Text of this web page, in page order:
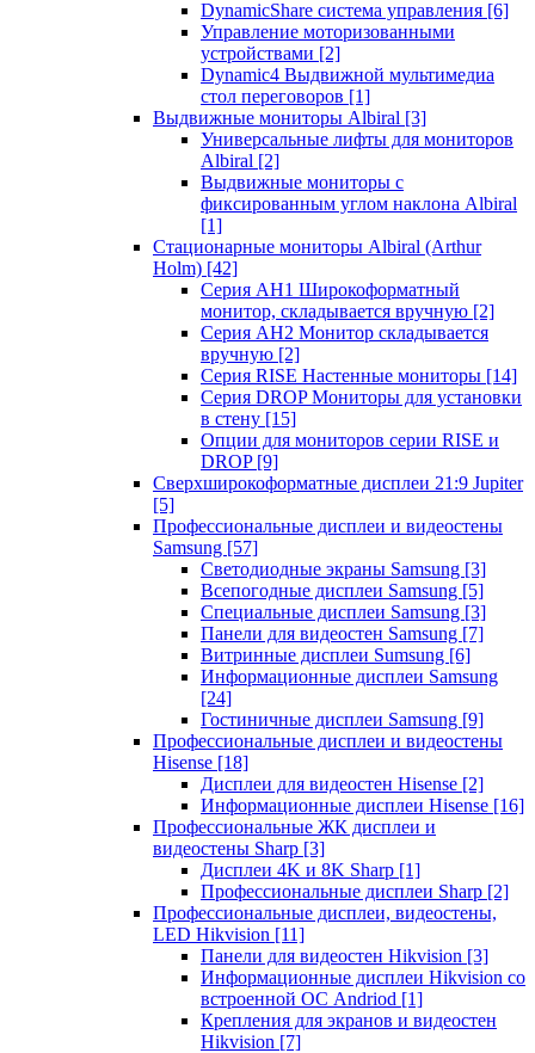
DynamicShare система управления [6]
Управление моторизованными
устройствами [2]
Dynamic4 Выдвижной мультимедиа
стол переговоров [1]
Выдвижные мониторы Albiral [3]
Универсальные лифты для мониторов
Albiral [2]
Выдвижные мониторы с
фиксированным углом наклона Albiral
[1]
Стационарные мониторы Albiral (Arthur
Holm) [42]
Серия AH1 Широкоформатный
монитор, складывается вручную [2]
Серия AH2 Монитор складывается
вручную [2]
Серия RISE Настенные мониторы [14]
Серия DROP Мониторы для установки
в стену [15]
Опции для мониторов серии RISE и
DROP [9]
Сверхширокоформатные дисплеи 21:9 Jupiter
[5]
Профессиональные дисплеи и видеостены
Samsung [57]
Светодиодные экраны Samsung [3]
Всепогодные дисплеи Samsung [5]
Специальные дисплеи Samsung [3]
Панели для видеостен Samsung [7]
Витринные дисплеи Sumsung [6]
Информационные дисплеи Samsung
[24]
Гостиничные дисплеи Samsung [9]
Профессиональные дисплеи и видеостены
Hisense [18]
Дисплеи для видеостен Hisense [2]
Информационные дисплеи Hisense [16]
Профессиональные ЖК дисплеи и
видеостены Sharp [3]
Дисплеи 4K и 8K Sharp [1]
Профессиональные дисплеи Sharp [2]
Профессиональные дисплеи, видеостены,
LED Hikvision [11]
Панели для видеостен Hikvision [3]
Информационные дисплеи Hikvision со
встроенной ОС Andriod [1]
Крепления для экранов и видеостен
Hikvision [7]